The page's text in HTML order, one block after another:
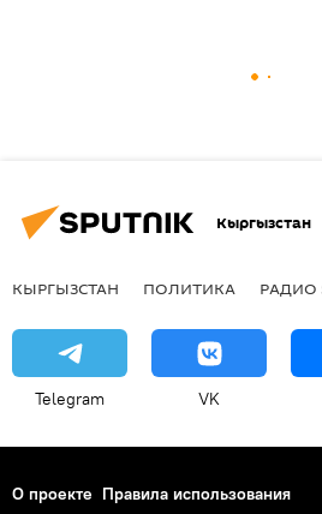
Кыргызстан
КЫРГЫЗСТАН ПОЛИТИКА РАДИО
Telegram VK
О проекте Правила использования